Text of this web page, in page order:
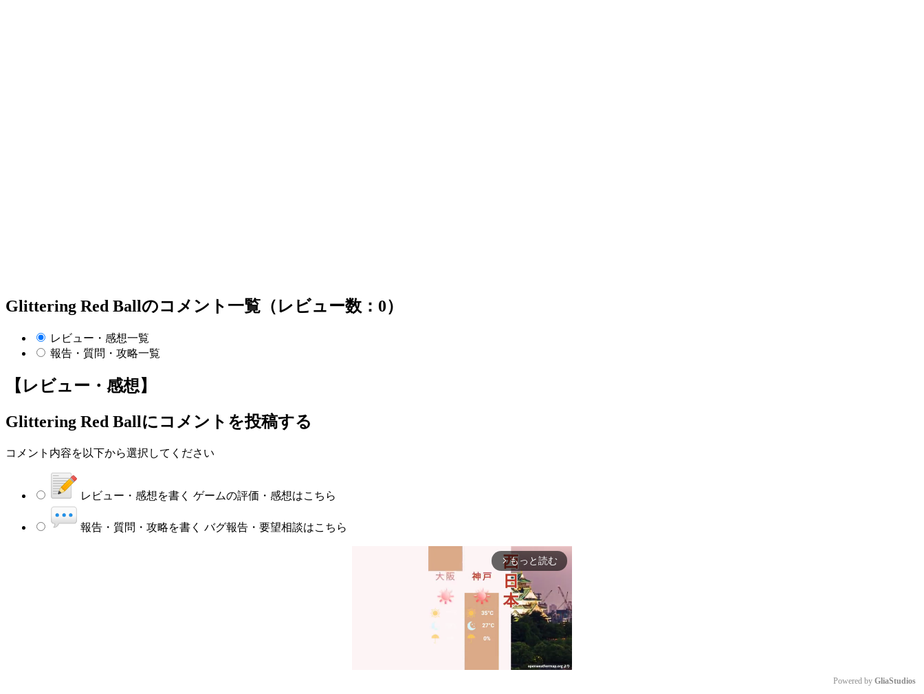
Glittering Red Ballのコメント一覧（レビュー数：0）
レビュー・感想一覧
報告・質問・攻略一覧
【レビュー・感想】
Glittering Red Ballにコメントを投稿する
コメント内容を以下から選択してください
レビュー・感想を書く ゲームの評価・感想はこちら
報告・質問・攻略を書く バグ報告・要望相談はこちら
arrow_forward_ios もっと読む
Powered by GliaStudios